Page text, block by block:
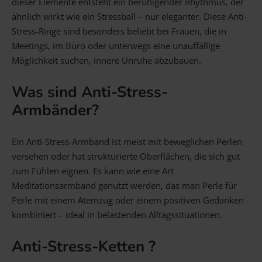
ähnlich wirkt wie ein Stressball – nur eleganter. Diese Anti-
Stress-Ringe sind besonders beliebt bei Frauen, die in
Meetings, im Büro oder unterwegs eine unauffällige
Möglichkeit suchen, innere Unruhe abzubauen.
Was sind Anti-Stress-
Armbänder?
Ein Anti-Stress-Armband ist meist mit beweglichen Perlen
versehen oder hat strukturierte Oberflächen, die sich gut
zum Fühlen eignen. Es kann wie eine Art
Meditationsarmband genutzt werden, das man Perle für
Perle mit einem Atemzug oder einem positiven Gedanken
kombiniert – ideal in belastenden Alltagssituationen.
Anti-Stress-Ketten ?